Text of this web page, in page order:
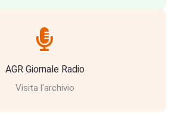
AGR Giornale Radio
Visita l'archivio